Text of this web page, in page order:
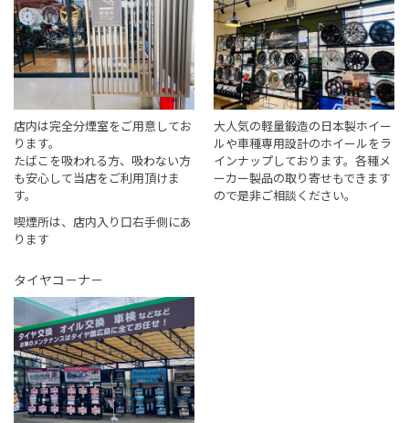
店内は完全分煙室をご用意してお
ります。
たばこを吸われる方、吸わない方
も安心して当店をご利用頂けま
す。
喫煙所は、店内入り口右手側にあ
ります
大人気の軽量鍛造の日本製ホイー
ルや車種専用設計のホイールをラ
インナップしております。各種メ
ーカー製品の取り寄せもできます
ので是非ご相談ください。
タイヤコ－ナ－